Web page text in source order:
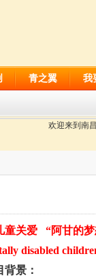
青之翼 我
欢迎来到南
童关爱
“阿甘的
disabled
背景：